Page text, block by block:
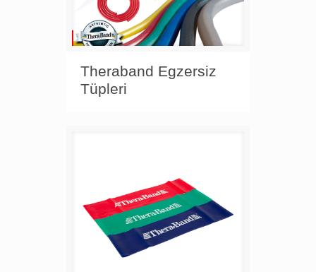
Theraband Egzersiz
Tüpleri